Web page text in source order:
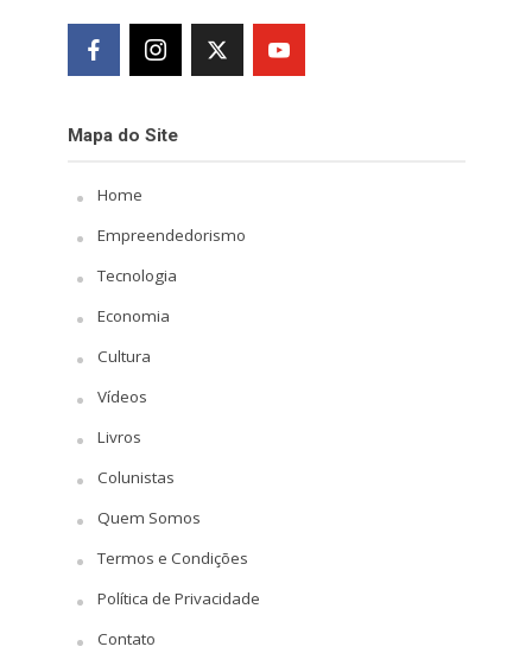
Mapa do Site
Home
Empreendedorismo
Tecnologia
Economia
Cultura
Vídeos
Livros
Colunistas
Quem Somos
Termos e Condições
Política de Privacidade
Contato